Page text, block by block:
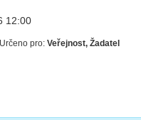
12:00
Určeno pro:Veřejnost, Žadatel